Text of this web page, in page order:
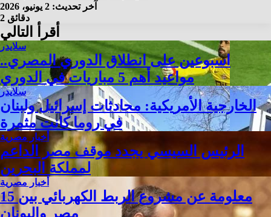
آخر تحديث: 2 يونيو، 2026
2 دقائق
أقرأ التالي
سلايدر
اسبوعين على انطلاق الدوري المصري..
مواعيد أهم 5 مباريات في الدوري
سلايدر
الخارجية الأمريكية: محادثات إسرائيل ولبنان
في روما كانت مثمرة
أخبار مصرية
الرئيس السيسي يجدد موقف مصر الداعم
لمملكة البحرين
أخبار مصرية
15 معلومة عن مشروع الربط الكهربائي بين
مصر واليونان